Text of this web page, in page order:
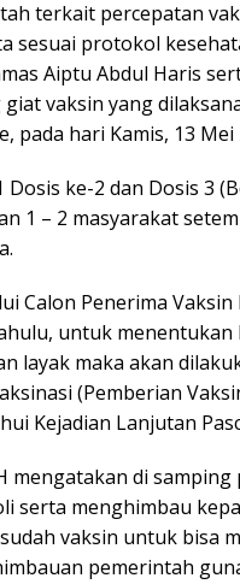
terkait percepatan
sesuai protokol
Aiptu Abdul Haris
vaksin yang
pada hari Kamis, 13 Mei
Dosis ke-2 dan Dosis 3
1 – 2 masyarakat
Calon Penerima
untuk menentukan
layak maka akan
(Pemberian
Kejadian Lanjutan
mengatakan di
serta menghimbau
vaksin untuk bisa
pemerintah